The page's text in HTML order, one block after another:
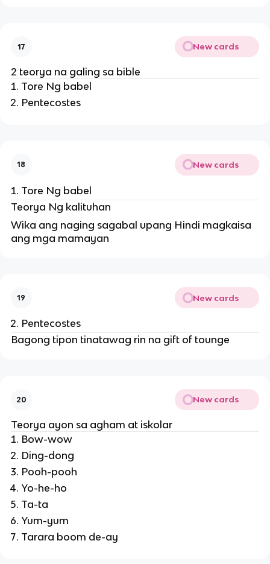
17 New cards
2 teorya na galing sa bible
Tore Ng babel
Pentecostes
18 New cards
Tore Ng babel
Teorya Ng kalituhan
Wika ang naging sagabal upang Hindi magkaisa
ang mga mamayan
19 New cards
Pentecostes
Bagong tipon tinatawag rin na gift of tounge
20 New cards
Teorya ayon sa agham at iskolar
Bow-wow
Ding-dong
Pooh-pooh
Yo-he-ho
Ta-ta
Yum-yum
Tarara boom de-ay